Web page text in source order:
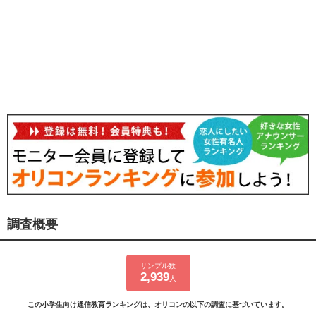
調査概要
サンプル数
2,939人
この小学生向け通信教育ランキングは、オリコンの以下の調査に基づいています。